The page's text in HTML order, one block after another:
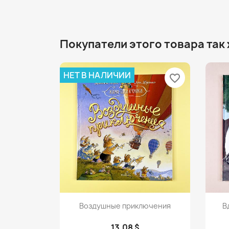
Покупатели этого товара
Просмотр
Воздушные приключения
НЕТ В НАЛИЧИИ favorite_border